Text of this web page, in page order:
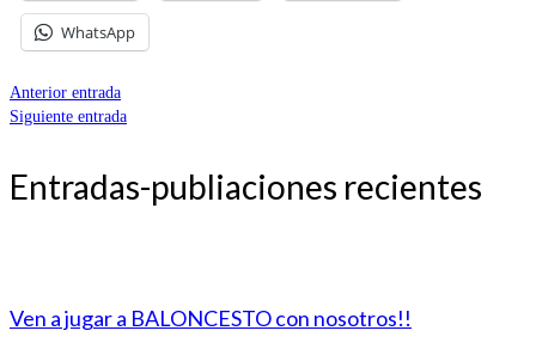
WhatsApp
Anterior entrada
Siguiente entrada
Entradas-publiaciones recientes
Ven a jugar a BALONCESTO con nosotros!!